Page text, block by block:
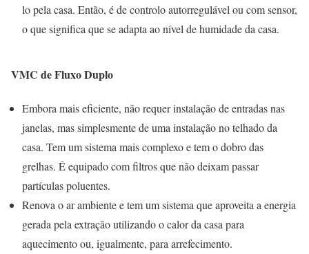
lo pela casa. Então, é de controlo autorregulável ou com sensor,
o que significa que se adapta ao nível de humidade da casa.
VMC de Fluxo Duplo
Embora mais eficiente, não requer instalação de entradas nas
janelas, mas simplesmente de uma instalação no telhado da
casa. Tem um sistema mais complexo e tem o dobro das
grelhas. É equipado com filtros que não deixam passar
partículas poluentes.
Renova o ar ambiente e tem um sistema que aproveita a energia
gerada pela extração utilizando o calor da casa para
aquecimento ou, igualmente, para arrefecimento.